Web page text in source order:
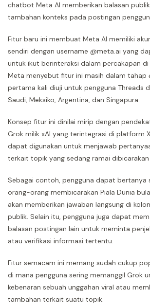
chatbot Meta AI memberikan balasan
tambahan konteks pada postingan
Fitur baru ini membuat Meta AI memiliki
sendiri dengan username @meta.ai yang
untuk ikut berinteraksi dalam percakapan
Meta menyebut fitur ini masih dalam tahap
pertama kali diuji untuk pengguna Threads
Saudi, Meksiko, Argentina, dan Singapura.
Konsep fitur ini dinilai mirip dengan
Grok milik xAI yang terintegrasi di platform
dapat digunakan untuk menjawab
terkait topik yang sedang ramai dibicarakan
Sebagai contoh, pengguna dapat bertanya
orang-orang membicarakan Piala Dunia
akan memberikan jawaban langsung di
publik. Selain itu, pengguna juga dapat
balasan postingan lain untuk meminta
atau verifikasi informasi tertentu.
Fitur semacam ini memang sudah cukup
di mana pengguna sering memanggil Grok
kebenaran sebuah unggahan viral atau
tambahan terkait suatu topik.